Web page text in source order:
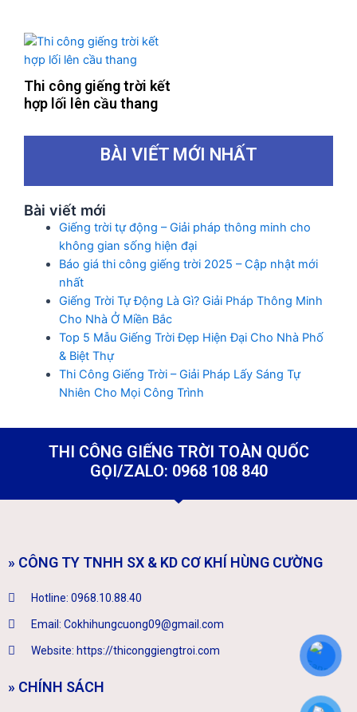
Thi công giếng trời kết
hợp lối lên cầu thang
BÀI VIẾT MỚI NHẤT
Bài viết mới
Giếng trời tự động – Giải pháp thông minh cho
không gian sống hiện đại
Báo giá thi công giếng trời 2025 – Cập nhật mới
nhất
Giếng Trời Tự Động Là Gì? Giải Pháp Thông Minh
Cho Nhà Ở Miền Bắc
Top 5 Mẫu Giếng Trời Đẹp Hiện Đại Cho Nhà Phố
& Biệt Thự
Thi Công Giếng Trời – Giải Pháp Lấy Sáng Tự
Nhiên Cho Mọi Công Trình
THI CÔNG GIẾNG TRỜI TOÀN QUỐC
GỌI/ZALO: 0968 108 840
» CÔNG TY TNHH SX & KD CƠ KHÍ HÙNG CƯỜNG
Hotline: 0968.10.88.40
Email: Cokhihungcuong09@gmail.com
Website: https://thiconggiengtroi.com
» CHÍNH SÁCH